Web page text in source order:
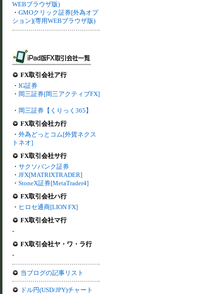
WEBブラウザ版)
・ GMOクリック証券[外為オプ
ション](専用WEBブラウザ版)
FX取引会社ア行
・ IG証券
・ 岡三証券[岡三アクティブFX]
・ 岡三証券【くりっく365】
FX取引会社カ行
・ 外為どっとコム[外貨ネクス
トネオ]
FX取引会社サ行
・ サクソバンク証券
・ JFX[MATRIXTRADER]
・ StoneX証券[MetaTrader4]
FX取引会社ハ行
・ ヒロセ通商[LION FX]
FX取引会社マ行
-
FX取引会社ヤ・ワ・ラ行
-
当ブログの記事リスト
ドル円(USD/JPY)チャート